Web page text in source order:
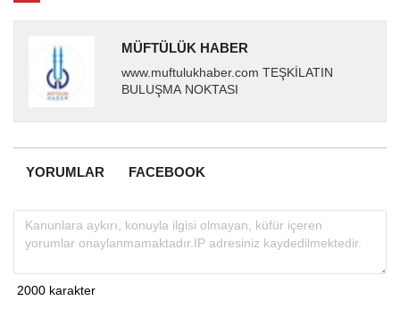
MÜFTÜLÜK HABER
www.muftulukhaber.com TEŞKİLATIN
BULUŞMA NOKTASI
YORUMLAR FACEBOOK